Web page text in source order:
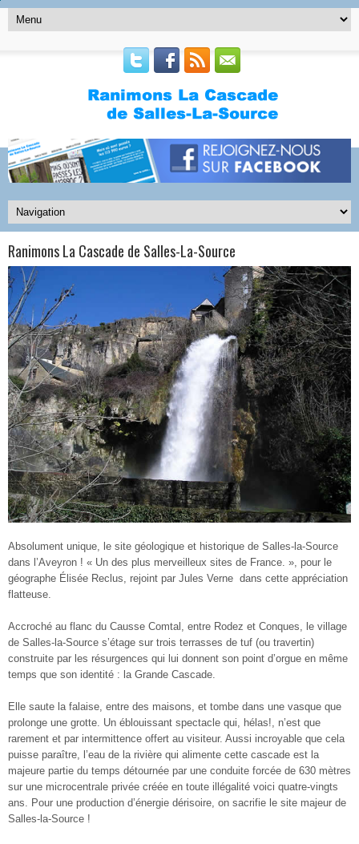
Ranimons La Cascade de Salles-La-Source
Absolument unique, le site géologique et historique de Salles-la-Source
dans l’Aveyron ! « Un des plus merveilleux sites de France. », pour le
géographe Élisée Reclus, rejoint par Jules Verne dans cette appréciation
flatteuse.
Accroché au flanc du Causse Comtal, entre Rodez et Conques, le village
de Salles-la-Source s’étage sur trois terrasses de tuf (ou travertin)
construite par les résurgences qui lui donnent son point d’orgue en même
temps que son identité : la Grande Cascade.
Elle saute la falaise, entre des maisons, et tombe dans une vasque que
prolonge une grotte. Un éblouissant spectacle qui, hélas!, n’est que
rarement et par intermittence offert au visiteur. Aussi incroyable que cela
puisse paraître, l’eau de la rivière qui alimente cette cascade est la
majeure partie du temps détournée par une conduite forcée de 630 mètres
sur une microcentrale privée créée en toute illégalité voici quatre-vingts
ans. Pour une production d’énergie dérisoire, on sacrifie le site majeur de
Salles-la-Source !